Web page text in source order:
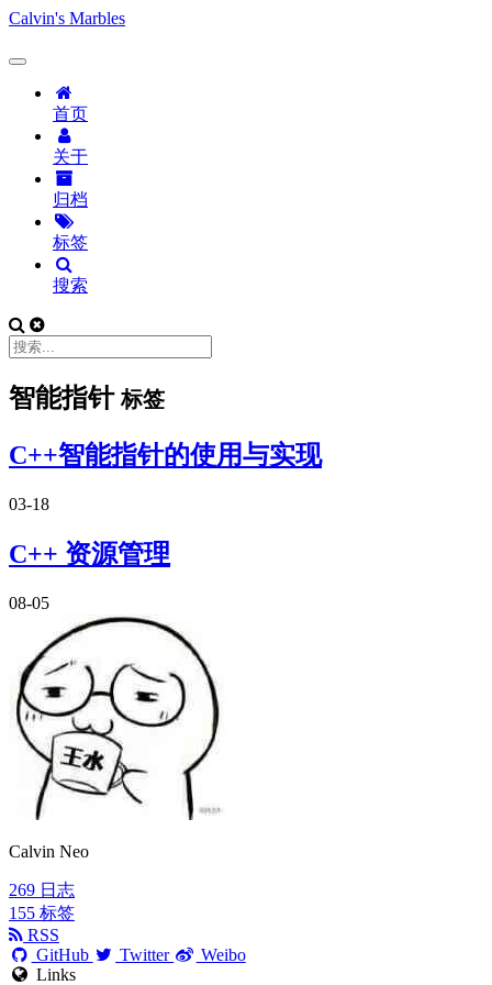
Calvin's Marbles
首页
关于
归档
标签
搜索
智能指针标签
C++智能指针的使用与实现
03-18
C++ 资源管理
08-05
Calvin Neo
269 日志
155 标签
RSS
GitHub
Twitter
Weibo
Links